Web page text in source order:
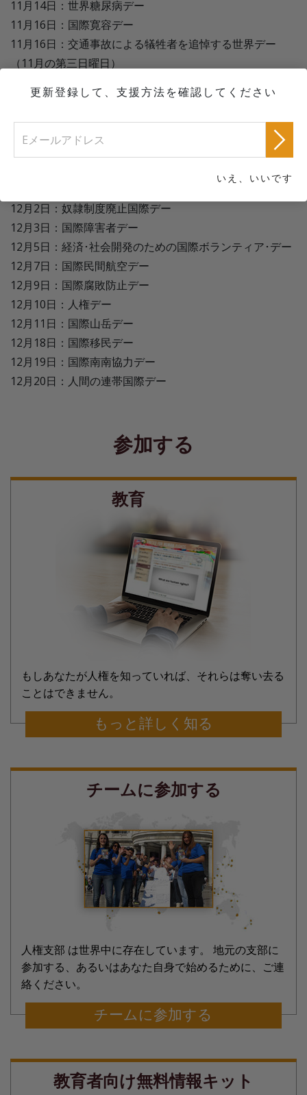
11月14日：世界糖尿病デー
11月16日：国際寛容デー
11月16日：交通事故による犠牲者を追悼する世界デー
（11月の第三日曜日）
11月20日：世界の子どもの日
11月21日：世界テレビ･デー
11月25日：女性に対する暴力撤廃の国際デー
11月29日：パレスチナ人民連帯国際デー
12月2日：奴隷制度廃止国際デー
12月3日：国際障害者デー
12月5日：経済･社会開発のための国際ボランティア･デー
12月7日：国際民間航空デー
12月9日：国際腐敗防止デー
12月10日：人権デー
12月11日：国際山岳デー
12月18日：国際移民デー
12月19日：国際南南協力デー
12月20日：人間の連帯国際デー
更新登録して、支援方法を確認してください
いえ、いいです
参加する
教育
もしあなたが人権を知っていれば、それらは奪い去る
ことはできません。
もっと詳しく知る
チームに参加する
人権支部 は世界中に存在しています。 地元の支部に
参加する、あるいはあなた自身で始めるために、ご連
絡ください。
チームに参加する
教育者向け無料情報キット